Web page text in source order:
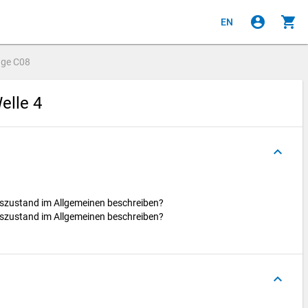
EN account_circle shopping_cart
C08
4
keyboard_arrow_up
im Allgemeinen beschreiben?
im Allgemeinen beschreiben?
keyboard_arrow_up